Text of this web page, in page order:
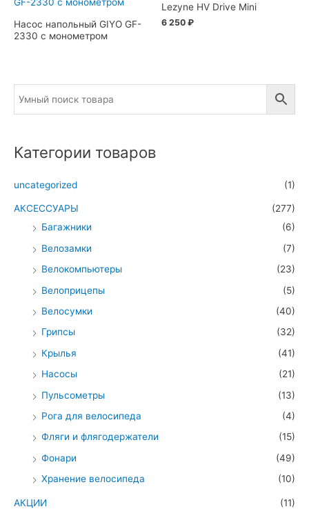
Насос напольный GIYO GF-
2330 с монометром
Lezyne HV Drive Mini
6 250 ₽
Категории товаров
uncategorized (1)
АКСЕССУАРЫ
(277)
Багажники
(6)
Велозамки
(7)
Велокомпьютеры
(23)
Велоприцепы
(5)
Велосумки
(40)
Грипсы
(32)
Крылья
(41)
Насосы
(21)
Пульсометры
(13)
Рога для велосипеда
(4)
Фляги и флягодержатели
(15)
Фонари
(49)
Хранение велосипеда
(10)
АКЦИИ (11)